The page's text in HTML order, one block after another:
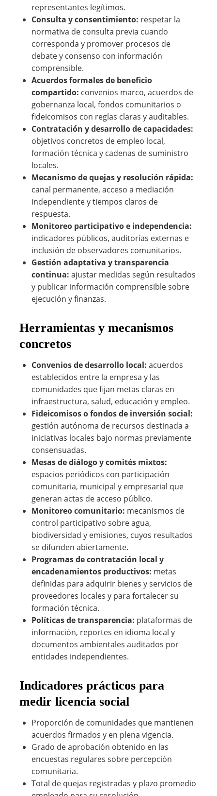
representantes legítimos.
Consulta y consentimiento: respetar la
normativa de consulta previa cuando
corresponda y promover procesos de
debate y consenso con información
comprensible.
Acuerdos formales de beneficio
compartido: convenios marco, acuerdos de
gobernanza local, fondos comunitarios o
fideicomisos con reglas claras y auditables.
Contratación y desarrollo de capacidades:
objetivos concretos de empleo local,
formación técnica y cadenas de suministro
locales.
Mecanismo de quejas y resolución rápida:
canal permanente, acceso a mediación
independiente y tiempos claros de
respuesta.
Monitoreo participativo e independencia:
indicadores públicos, auditorías externas e
inclusión de observadores comunitarios.
Gestión adaptativa y transparencia
continua: ajustar medidas según resultados
y publicar información comprensible sobre
ejecución y finanzas.
Herramientas y mecanismos
concretos
Convenios de desarrollo local: acuerdos
establecidos entre la empresa y las
comunidades que fijan metas claras en
infraestructura, salud, educación y empleo.
Fideicomisos o fondos de inversión social:
gestión autónoma de recursos destinada a
iniciativas locales bajo normas previamente
consensuadas.
Mesas de diálogo y comités mixtos:
espacios periódicos con participación
comunitaria, municipal y empresarial que
generan actas de acceso público.
Monitoreo comunitario: mecanismos de
control participativo sobre agua,
biodiversidad y emisiones, cuyos resultados
se difunden abiertamente.
Programas de contratación local y
encadenamientos productivos: metas
definidas para adquirir bienes y servicios de
proveedores locales y para fortalecer su
formación técnica.
Políticas de transparencia: plataformas de
información, reportes en idioma local y
documentos ambientales auditados por
entidades independientes.
Indicadores prácticos para
medir licencia social
Proporción de comunidades que mantienen
acuerdos firmados y en plena vigencia.
Grado de aprobación obtenido en las
encuestas regulares sobre percepción
comunitaria.
Total de quejas registradas y plazo promedio